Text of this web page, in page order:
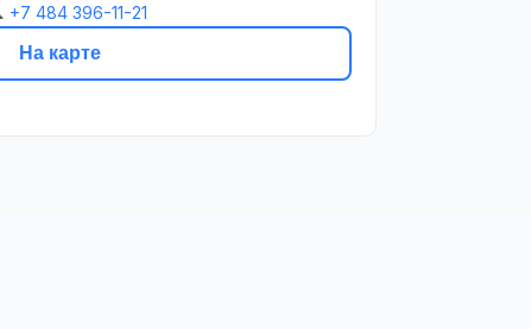
+7 484 396-11-21
На карте